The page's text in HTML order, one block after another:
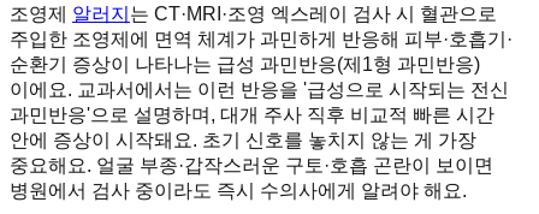
조영제 알러지 는 CT·MRI·조영 엑스레이 검사 시 혈관으로
주입한 조영제에 면역 체계가 과민하게 반응해 피부·호흡기·
순환기 증상이 나타나는 급성 과민반응(제1형 과민반응)
이에요. 교과서에서는 이런 반응을 '급성으로 시작되는 전신
과민반응'으로 설명하며, 대개 주사 직후 비교적 빠른 시간
안에 증상이 시작돼요. 초기 신호를 놓치지 않는 게 가장
중요해요. 얼굴 부종·갑작스러운 구토·호흡 곤란이 보이면
병원에서 검사 중이라도 즉시 수의사에게 알려야 해요.